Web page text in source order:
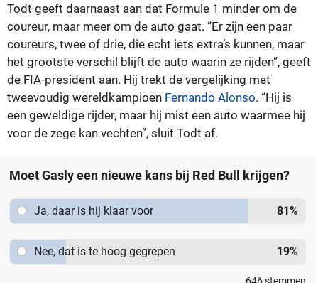
Todt geeft daarnaast aan dat Formule 1 minder om de
coureur, maar meer om de auto gaat. “Er zijn een paar
coureurs, twee of drie, die echt iets extra’s kunnen, maar
het grootste verschil blijft de auto waarin ze rijden”, geeft
de FIA-president aan. Hij trekt de vergelijking met
tweevoudig wereldkampioen Fernando Alonso. “Hij is
een geweldige rijder, maar hij mist een auto waarmee hij
voor de zege kan vechten”, sluit Todt af.
Moet Gasly een nieuwe kans bij Red Bull krijgen?
Ja, daar is hij klaar voor 81%
Nee, dat is te hoog gegrepen 19%
646stemmen